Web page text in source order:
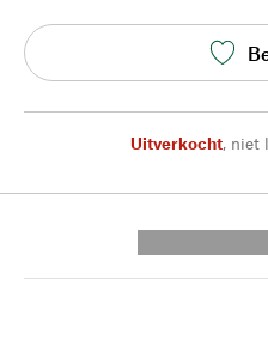
Uitverkocht, niet